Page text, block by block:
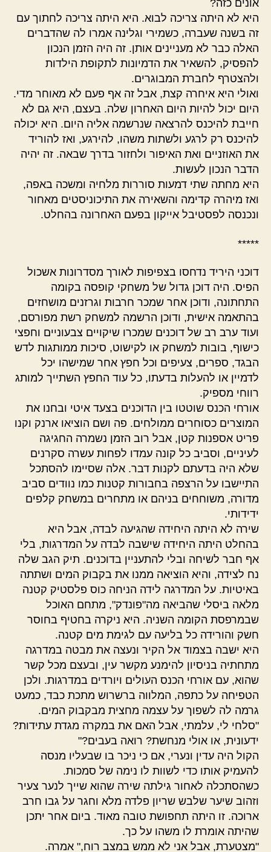
אונים כזה?
היא לא היתה צריכה לבוא. היא היתה צריכה לחתוך עם
זה בשנה שעברה, כשמירי וגלינה אמרו לה שהדברים
האלה כבר לא מעניינים אותן. זה היה הזמן הנכון
להפסיק, להשאיר את הדמיונות לתקופת הילדות
ולהצטרף לחברת המבוגרים.
ואולי היא איחרה קצת, אבל זה אף פעם לא מאוחר מדי.
היום יכול להיות היום האחרון שלה. בעצם, היא גם לא
חייבת להיכנס להרצאה שנרשמה אליה היום. היא יכולה
להיכנס רק לרגע ולשתות משהו, להירגע, ואז להוריד
את האוזניים ואת האיפור ולחזור בדרך שבאה. זה יהיה
הדבר הנכון לעשות.
היא מחתה שתי דמעות סוררות מלחיה ומשכה באפה,
ואז מיהרה קדימה והשאירה את התיכוניסטים מאחור
ונכנסה לפסטיבל אייקון בפעם האחרונה בהחלט.
*****
דוכני היריד נדחסו בצפיפות לאורך מסדרונות אשכול
הפיס. היה דוכן גדול של משחקי קופסה בקומה
התחתונה, ודוכן אחר שמכר חרבות וגרזנים מושחזים
בהתאמה אישית, ודוכן הרשמה למשחק רשת מפורסם,
ועוד ערב רב של דוכנים שמכרו שיקויים צבעוניים וחפצי
כישוף, בובות למשחק או לקישוט, סיכות ממותגות לדש
הבגד, ספרים, צעיפים וכל חפץ אחר שמישהו יכל
לדמיין או להעלות בדעתו, כל עוד החפץ השתייך למותג
רווחי מספיק.
אורחי הכנס שוטטו בין הדוכנים בצעד איטי ובחנו את
המוצרים כסוחרים ממולחים. פה ושם הוציאו ארנק וקנו
פריט אספנות קטן, אבל רוב הזמן נשמרה החגיגה
לעיניים, וסביב כל קונה עמדו לפחות עשרה סקרנים
שלא היה בדעתם לקנות דבר. אלה שסיימו להסתכל
התיישבו על הרצפה בחבורות קטנות כמו נוודים סביב
מדורה, משוחחים בניהם או מתחרים במשחק קלפים
ידידותי.
שירה לא היתה היחידה שהגיעה לבדה, אבל היא
בהחלט היתה היחידה שישבה לבדה על המדרגות, בלי
אף חבר לשיחה ובלי להתעניין בדוכנים. תיק הגב שלה
נח לצידה, והיא הוציאה ממנו את בקבוק המים ושתתה
באיטיות. על המדרגה לידה הניחה כוס פלסטיק קטנה
מלאה ביסלי שהביאה מה"פונדק", מתחם האוכל
שבמרפסת הקומה השניה. היא ניקרה בחטיף בחוסר
חשק והורידה כל בליעה עם לגימת מים קטנה.
היא ישבה בצמוד אל הקיר ונעצה את מבטה במדרגה
מתחתיה בניסיון להימנע מקשר עין, ובעצם מכל קשר
שהוא, עם אורחי הכנס העולים ויורדים במדרגות. ולכן
הטפיחה על כתפה, המלווה ברשרוש מתכת כבד, כמעט
גרמה לה לשפוך על עצמה מחצית מבקבוק המים.
"סלחי לי, עלמתי, אבל האם את במקרה מגדת עתידות?
ידעונית, או אולי מנחשת? רואה בעבים?"
הקול היה עדין ונערי, אם כי ניכר בו שבעליו מנסה
להעמיק אותו כדי לשוות לו נימה של סמכות.
כשהסתכלה לאחור גילתה שירה שהוא שייך לנער צעיר
וזהוב שיער שלבש שריון פלדה מלא וחגר על גבו חרב
ארוכה. זו היתה תחפושת טובה מאוד. ביום אחר יתכן
שהיתה אומרת לו משהו על כך.
"מצטערת, אבל אני לא ממש במצב רוח," אמרה.